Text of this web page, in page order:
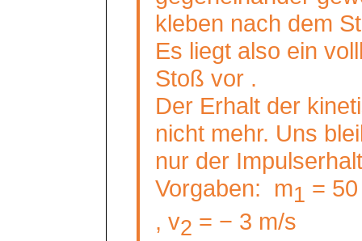
kleben nach dem
Es liegt also ein
Stoß vor .
Der Erhalt der
nicht mehr. Uns
nur der
Vorgaben:
m1 =
, v2 = − 3 m/s